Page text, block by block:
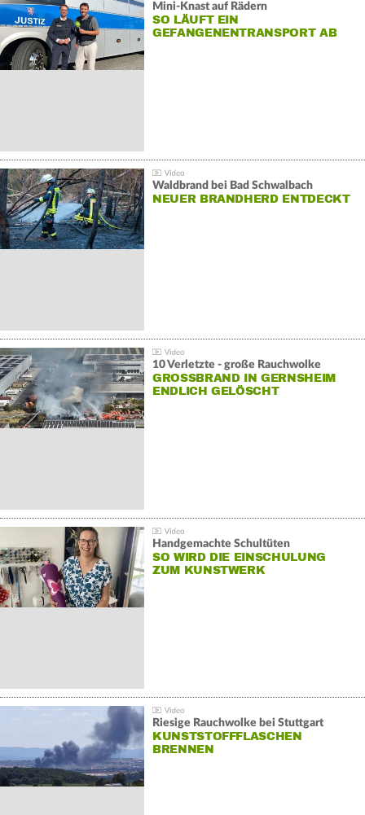
Mini-Knast auf Rädern
SO LÄUFT EIN
GEFANGENENTRANSPORT AB
Waldbrand bei Bad Schwalbach
NEUER BRANDHERD ENTDECKT
10 Verletzte - große Rauchwolke
GROSSBRAND IN GERNSHEIM E
NDLICH GELÖSCHT
Handgemachte Schultüten
SO WIRD DIE EINSCHULUNG
ZUM KUNSTWERK
Riesige Rauchwolke bei Stuttgart
KUNSTSTOFFFLASCHEN
BRENNEN